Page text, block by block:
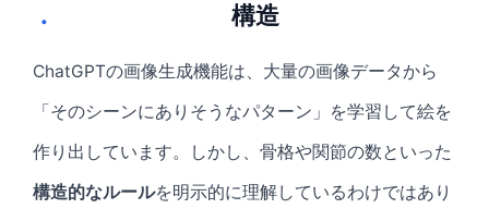
.
構造
ChatGPTの画像生成機能は、大量の画像データから
「そのシーンにありそうなパターン」を学習して絵を
作り出しています。しかし、骨格や関節の数といった
構造的なルールを明示的に理解しているわけではあり